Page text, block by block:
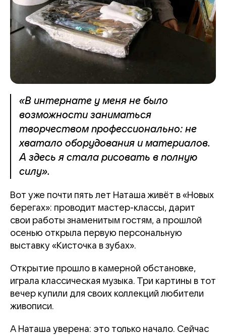
«В интернате у меня не было
возможности заниматься
творчеством профессионально: не
хватало оборудования и материалов.
А здесь я стала рисовать в полную
силу».
Вот уже почти пять лет Наташа живёт в «Новых
берегах»: проводит мастер-классы, дарит
свои работы знаменитым гостям, а прошлой
осенью открыла первую персональную
выставку «Кисточка в зубах».
Открытие прошло в камерной обстановке,
играла классическая музыка. Три картины в тот
вечер купили для своих коллекций любители
живописи.
А Наташа уверена: это только начало. Сейчас